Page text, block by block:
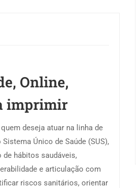
Online,
imprimir
deseja atuar na linha de
Único de Saúde (SUS),
hábitos saudáveis,
e articulação com
riscos sanitários, orientar